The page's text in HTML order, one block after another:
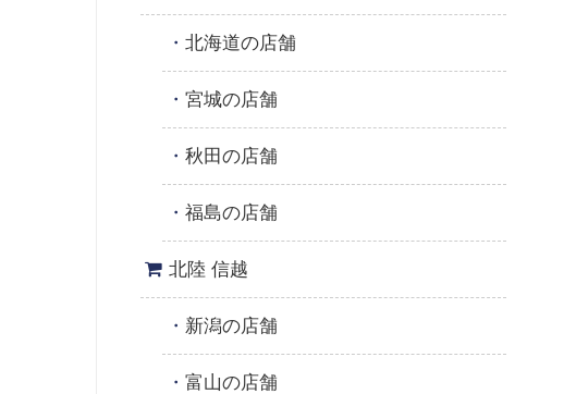
北海道の店舗
宮城の店舗
秋田の店舗
福島の店舗
北陸 信越
新潟の店舗
富山の店舗